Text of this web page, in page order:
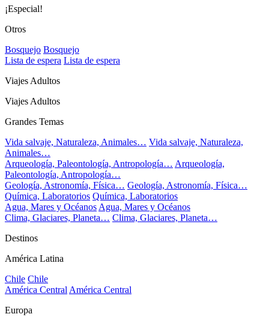
¡Especial!
Otros
Bosquejo Bosquejo
Lista de espera Lista de espera
Viajes Adultos
Viajes Adultos
Grandes Temas
Vida salvaje, Naturaleza, Animales… Vida salvaje, Naturaleza,
Animales…
Arqueología, Paleontología, Antropología… Arqueología,
Paleontología, Antropología…
Geología, Astronomía, Física… Geología, Astronomía, Física…
Química, Laboratorios Química, Laboratorios
Agua, Mares y OcéanosAgua, Mares y Océanos
Clima, Glaciares, Planeta… Clima, Glaciares, Planeta…
Destinos
América Latina
Chile Chile
América CentralAmérica Central
Europa